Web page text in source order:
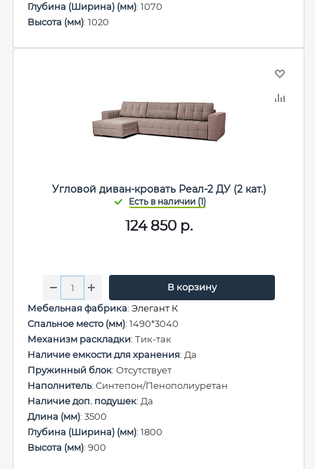
Глубина (Ширина) (мм): 1070
Высота (мм): 1020
Угловой диван-кровать Реал-2 ДУ (2 кат.)
124 850 р.
В корзину
Мебельная фабрика: Элегант К
Спальное место (мм): 1490*3040
Механизм раскладки: Тик-так
Наличие емкости для хранения: Да
Пружинный блок: Отсутствует
Наполнитель: Синтепон/Пенополиуретан
Наличие доп. подушек: Да
Длина (мм): 3500
Глубина (Ширина) (мм): 1800
Высота (мм): 900